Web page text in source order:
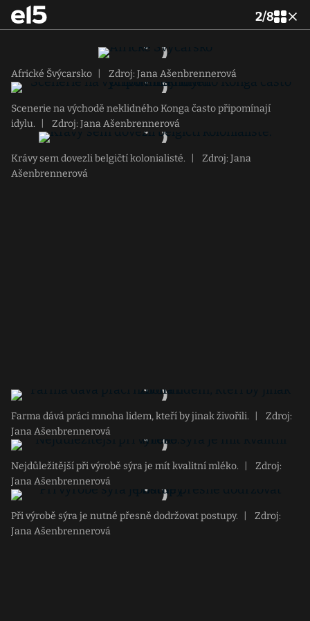
2/8
Africké Švýcarsko Zdroj: Jana Ašenbrennerová
Scenerie na východě neklidného Konga často připomínají
idylu.
Zdroj: Jana Ašenbrennerová
Krávy sem dovezli belgičtí kolonialisté.
Zdroj: Jana
Ašenbrennerová
Farma dává práci mnoha lidem, kteří by jinak živořili.
Zdroj:
Jana Ašenbrennerová
Nejdůležitější při výrobě sýra je mít kvalitní mléko.
Zdroj:
Jana Ašenbrennerová
Při výrobě sýra je nutné přesně dodržovat postupy.
Zdroj:
Jana Ašenbrennerová